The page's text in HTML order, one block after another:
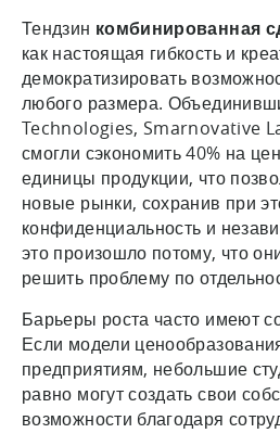
Тендзин комбинированная
как настоящая гибкость и
демократизировать
любого размера.
Technologies, Smarnovative
смогли сэкономить 40% на
единицы продукции, что
новые рынки, сохранив при
конфиденциальность и
это произошло потому, что
решить проблему по
Барьеры роста часто имеют
Если модели
предприятиям, небольшие
равно могут создать свои
возможности благодаря